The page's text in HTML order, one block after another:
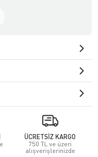
ÜCRETSİZ KARGO
750 TL ve üzeri
alışverişlerinizde